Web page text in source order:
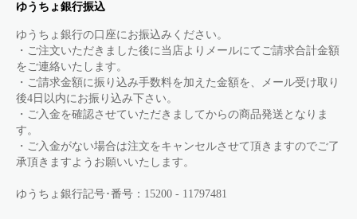
ゆうちょ銀行振込
ゆうちょ銀行の口座にお振込みください。
・ご注文いただきました後に当店よりメールにてご請求合計金額
をご連絡いたします。
・ご請求金額に振り込み手数料を加えた金額を、メール受け取り
後4日以内にお振り込み下さい。
・ご入金を確認させていただきましてからの商品発送となりま
す。
・ご入金がない場合は注文をキャンセルさせて頂きますのでご了
承頂きますようお願いいたします。
ゆうちょ銀行記号･番号：15200 - 11797481